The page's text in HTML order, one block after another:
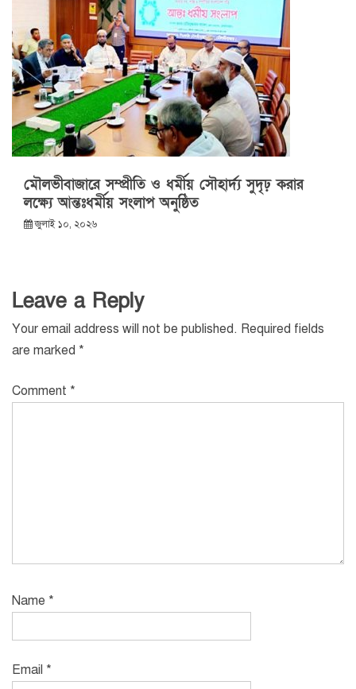
মৌলভীবাজারে সম্প্রীতি ও ধর্মীয় সৌহার্দ্য সুদৃঢ় করার
লক্ষ্যে আন্তঃধর্মীয় সংলাপ অনুষ্ঠিত
জুলাই ১০, ২০২৬
Leave a Reply
Your email address will not be published. Required fields
are marked *
Comment *
Name *
Email *